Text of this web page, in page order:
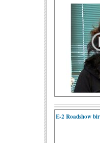
E-2 Roadshow